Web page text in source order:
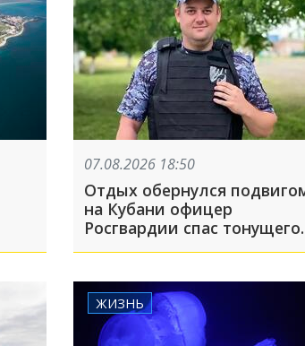
07.08.2026 18:50
Отдых обернулся
на Кубани офицер
Росгвардии спас тонущего
мальчика на Должанской
ЖИЗНЬ